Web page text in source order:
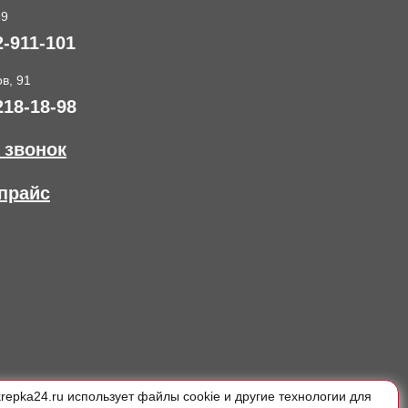
911-101
91
18-98
звонок
использует файлы cookie и другие технологии для